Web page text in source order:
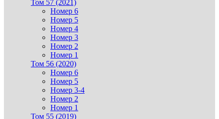
Том 57 (2021)
Номер 6
Номер 5
Номер 4
Номер 3
Номер 2
Номер 1
Том 56 (2020)
Номер 6
Номер 5
Номер 3-4
Номер 2
Номер 1
Том 55 (2019)